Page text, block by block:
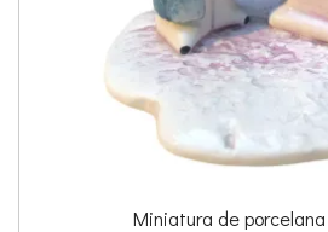
Miniatura de